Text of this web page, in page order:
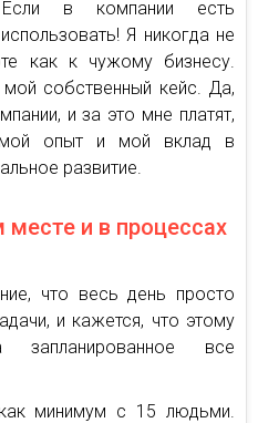
в компании есть
Я никогда не
как к чужому бизнесу.
собственный кейс. Да,
и за это мне платят,
опыт и мой вклад в
развитие.
и в процессах
что весь день просто
и кажется, что этому
все
минимум с 15 людьми.